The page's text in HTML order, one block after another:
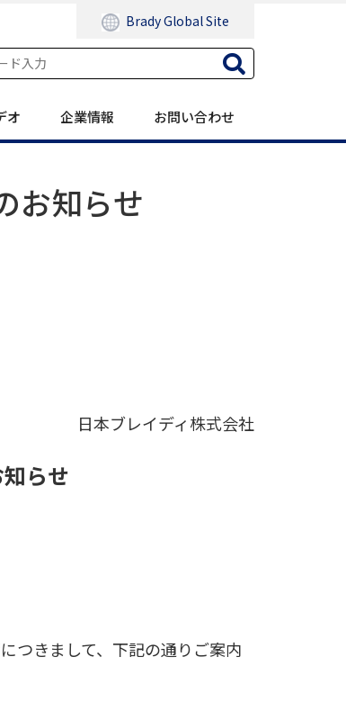
Brady Global Site
オ 企業情報 お問い合わせ
お知らせ
日本ブレイディ株式会社
らせ
つきまして、下記の通りご案内